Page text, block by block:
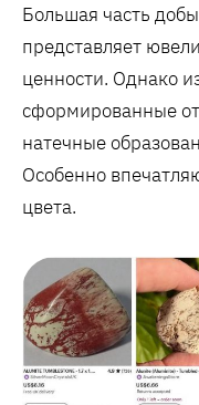
Большая часть
представляет
ценности. Однако
сформированные
натечные
Особенно
цвета.